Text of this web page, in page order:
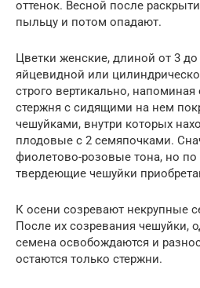
оттенок. Весной после
пыльцу и потом опадают.
Цветки женские, длиной от 3
яйцевидной или
строго вертикально,
стержня с сидящими на нем
чешуйками, внутри которых
плодовые с 2 семяпочками.
фиолетово-розовые тона, но по
твердеющие чешуйки
К осени созревают некрупные
После их созревания чешуйки,
семена освобождаются и
остаются только стержни.